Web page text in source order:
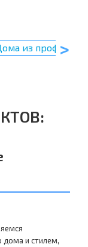
из
дома и стилем,